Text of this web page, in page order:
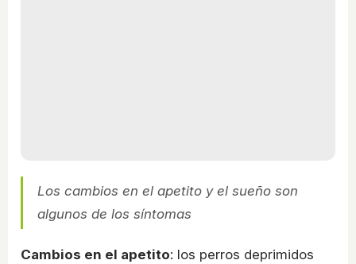
Los cambios en el apetito y el sueño son
algunos de los síntomas
Cambios en el apetito: los perros deprimidos